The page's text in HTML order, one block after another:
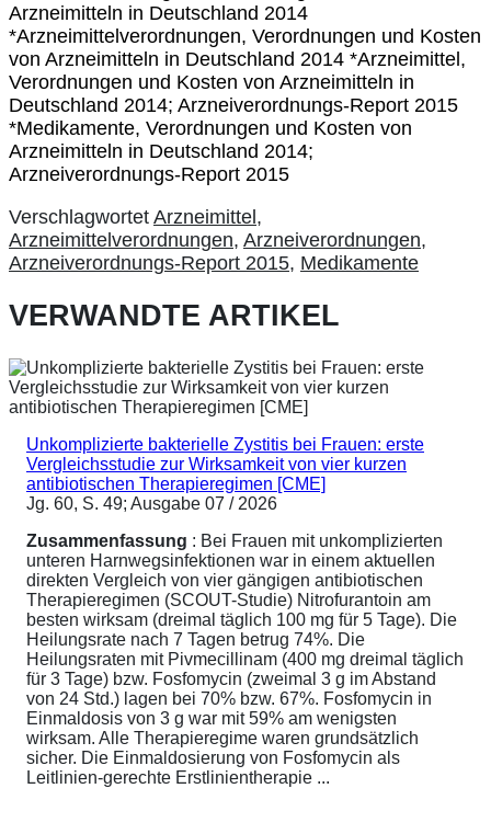
Arzneimitteln in Deutschland 2014
*Arzneimittelverordnungen, Verordnungen und Kosten
von Arzneimitteln in Deutschland 2014 *Arzneimittel,
Verordnungen und Kosten von Arzneimitteln in
Deutschland 2014; Arzneiverordnungs-Report 2015
*Medikamente, Verordnungen und Kosten von
Arzneimitteln in Deutschland 2014;
Arzneiverordnungs-Report 2015
Verschlagwortet Arzneimittel,
Arzneimittelverordnungen, Arzneiverordnungen,
Arzneiverordnungs-Report 2015, Medikamente
VERWANDTE ARTIKEL
Unkomplizierte bakterielle Zystitis bei Frauen: erste
Vergleichsstudie zur Wirksamkeit von vier kurzen
antibiotischen Therapieregimen [CME]
Jg. 60, S. 49; Ausgabe 07 / 2026
Zusammenfassung : Bei Frauen mit unkomplizierten
unteren Harnwegsinfektionen war in einem aktuellen
direkten Vergleich von vier gängigen antibiotischen
Therapieregimen (SCOUT-Studie) Nitrofurantoin am
besten wirksam (dreimal täglich 100 mg für 5 Tage). Die
Heilungsrate nach 7 Tagen betrug 74%. Die
Heilungsraten mit Pivmecillinam (400 mg dreimal täglich
für 3 Tage) bzw. Fosfomycin (zweimal 3 g im Abstand
von 24 Std.) lagen bei 70% bzw. 67%. Fosfomycin in
Einmaldosis von 3 g war mit 59% am wenigsten
wirksam. Alle Therapieregime waren grundsätzlich
sicher. Die Einmaldosierung von Fosfomycin als
Leitlinien-gerechte Erstlinientherapie ...